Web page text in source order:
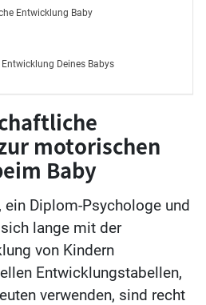
Entwicklung Baby
Deines Babys
motorischen
Baby
ein Diplom-Psychologe und
lange mit der
von Kindern
Entwicklungstabellen,
verwenden, sind recht